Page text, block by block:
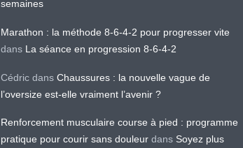
semaines
Marathon : la méthode 8-6-4-2 pour progresser vite
dans La séance en progression 8-6-4-2
Cédric dans Chaussures : la nouvelle vague de
l’oversize est-elle vraiment l’avenir ?
Renforcement musculaire course à pied : programme
pratique pour courir sans douleur dans Soyez plus